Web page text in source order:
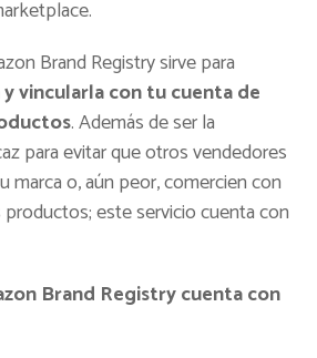
Brand Registry sirve para
vincularla con tu cuenta de
. Además de ser la
para evitar que otros vendedores
marca o, aún peor, comercien con
este servicio cuenta con
Brand Registry cuenta con